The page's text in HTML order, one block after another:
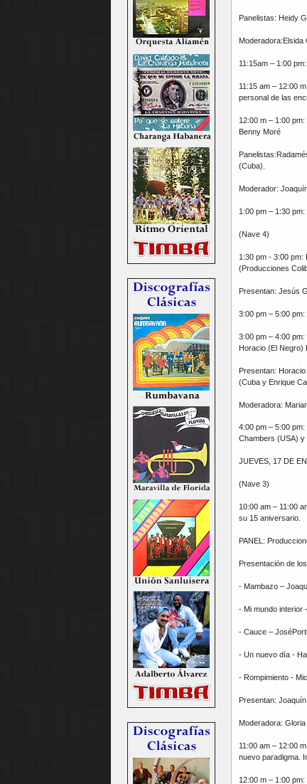
Panelistas: Heidy
Moderadora:Elsida
11:15am – 1:00
11:15 am – 12:00
personal de las
12:00 m – 1:00
Benny Moré
(Cuba).
Moderador:
1:00 pm – 1:30 pm:
(Nave 4)
1:30 pm - 3:00 pm:
(Producciones
Presentan: Jesús
3:00 pm – 5:00
3:00 pm – 4:00
Horacio (El Negro)
Presentan:
(Cuba y Enrique
Moderadora:
4:00 pm – 5:00
Chambers (USA) y
JUEVES, 17 DE
(Nave 3)
10:00 am – 11:00
su 15 aniversario.
PANEL:
Presentación de
- Mambazo –
- Mi mundo interior
- Cauce –
- Un nuevo día -
- Rompimiento -
Presentan:
Moderadora:
11:00 am – 12:00
nuevo paradigma.
12:00 m – 1:00